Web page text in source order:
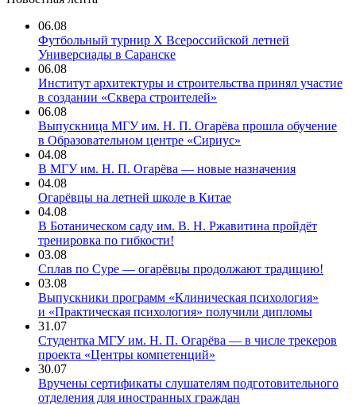
06.08
Футбольный турнир X Всероссийской летней
Универсиады в Саранске
06.08
Институт архитектуры и строительства принял участие
в создании «Сквера строителей»
06.08
Выпускница МГУ им. Н. П. Огарёва прошла обучение
в Образовательном центре «Сириус»
04.08
В МГУ им. Н. П. Огарёва — новые назначения
04.08
Огарёвцы на летней школе в Китае
04.08
В Ботаническом саду им. В. Н. Ржавитина пройдёт
тренировка по гибкости!
03.08
Сплав по Суре — огарёвцы продолжают традицию!
03.08
Выпускники программ «Клиническая психология»
и «Практическая психология» получили дипломы
31.07
Студентка МГУ им. Н. П. Огарёва — в числе трекеров
проекта «Центры компетенций»
30.07
Вручены сертификаты слушателям подготовительного
отделения для иностранных граждан